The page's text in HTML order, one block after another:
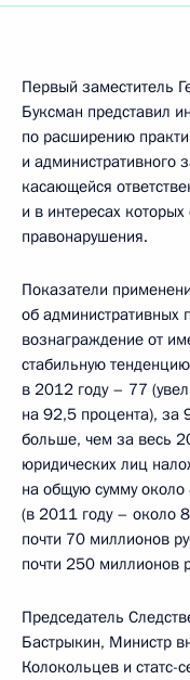
Первый заместитель
Буксман представил
по расширению
и административного
касающейся
и в интересах
правонарушения.
Показатели
об административных
вознаграждение от
стабильную
в 2012 году – 77
на 92,5 процента),
больше, чем за весь
юридических лиц
на общую сумму
(в 2011 году – около
почти 70 миллионов
почти 250 миллионов
Председатель
Бастрыкин, Министр
Колокольцев и статс-